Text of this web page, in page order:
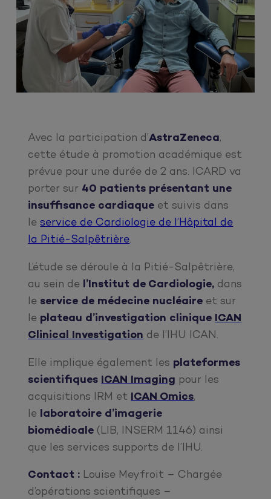
Avec la participation d’AstraZeneca,
cette étude à promotion académique est
prévue pour une durée de 2 ans. ICARD va
porter sur 40 patients présentant une
insuffisance cardiaque et suivis dans
leservice de Cardiologie de l’Hôpital de
la Pitié-Salpêtrière.
L’étude se déroule à la Pitié-Salpêtrière,
au sein de l’Institut de Cardiologie, dans
le service de médecine nucléaire et sur
le plateau d’investigation clinique ICAN
Clinical Investigation de l’IHU ICAN.
Elle implique également les plateformes
scientifiques ICAN Imaging pour les
acquisitions IRM et
ICAN Omics,
le laboratoire d’imagerie
biomédicale (LIB, INSERM 1146) ainsi
que les services supports de l’IHU.
Contact : Louise Meyfroit – Chargée
d’opérations scientifiques –